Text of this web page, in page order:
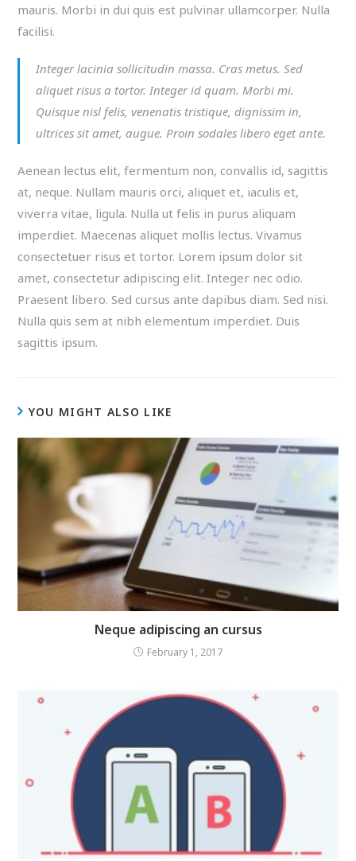
mauris. Morbi in dui quis est pulvinar ullamcorper. Nulla
facilisi.
Integer lacinia sollicitudin massa. Cras metus. Sed
aliquet risus a tortor. Integer id quam. Morbi mi.
Quisque nisl felis, venenatis tristique, dignissim in,
ultrices sit amet, augue. Proin sodales libero eget ante.
Aenean lectus elit, fermentum non, convallis id, sagittis
at, neque. Nullam mauris orci, aliquet et, iaculis et,
viverra vitae, ligula. Nulla ut felis in purus aliquam
imperdiet. Maecenas aliquet mollis lectus. Vivamus
consectetuer risus et tortor. Lorem ipsum dolor sit
amet, consectetur adipiscing elit. Integer nec odio.
Praesent libero. Sed cursus ante dapibus diam. Sed nisi.
Nulla quis sem at nibh elementum imperdiet. Duis
sagittis ipsum.
YOU MIGHT ALSO LIKE
Neque adipiscing an cursus
February 1, 2017